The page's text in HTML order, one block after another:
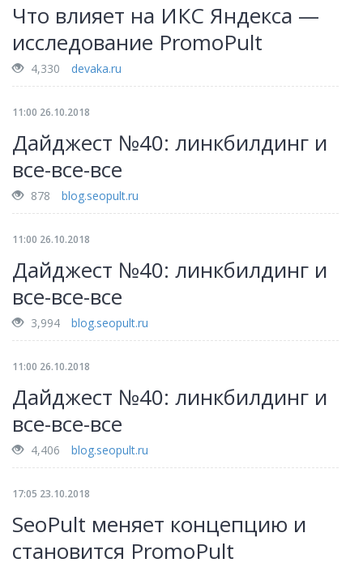
Что влияет на ИКС Яндекса —
исследование PromoPult
4,330 devaka.ru
11:00 26.10.2018
Дайджест №40: линкбилдинг и
все-все-все
878 blog.seopult.ru
11:00 26.10.2018
Дайджест №40: линкбилдинг и
все-все-все
3,994 blog.seopult.ru
11:00 26.10.2018
Дайджест №40: линкбилдинг и
все-все-все
4,406 blog.seopult.ru
17:05 23.10.2018
SeoPult меняет концепцию и
становится PromoPult